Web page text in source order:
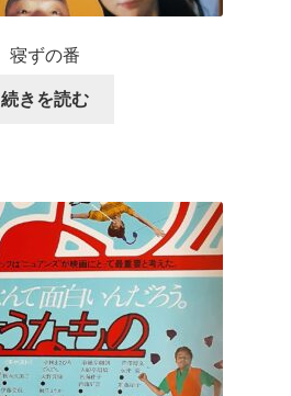
寝ずの番
続きを読む